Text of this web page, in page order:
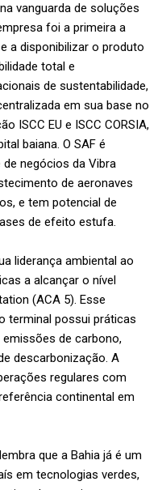
vanguarda de soluções
foi a primeira a
a disponibilizar o produto
total e
de sustentabilidade,
em sua base no
ISCC EU e ISCC CORSIA,
baiana. O SAF é
de negócios da Vibra
de aeronaves
e tem potencial de
de efeito estufa.
liderança ambiental ao
a alcançar o nível
(ACA 5). Esse
terminal possui práticas
de carbono,
descarbonização. A
regulares com
continental em
que a Bahia já é um
em tecnologias verdes,